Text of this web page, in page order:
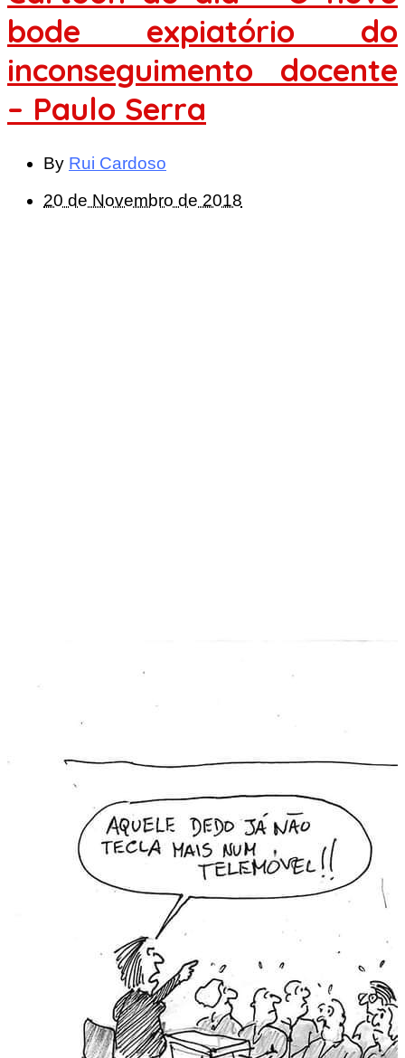
bode expiatório do
inconseguimento docente
– Paulo Serra
By Rui Cardoso
20 de Novembro de 2018